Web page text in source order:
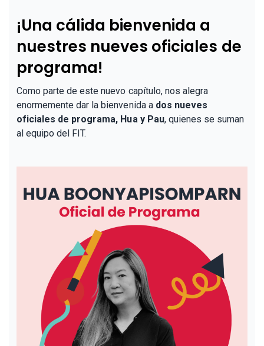
¡Una cálida bienvenida a
nuestres nueves oficiales de
programa!
Como parte de este nuevo capítulo, nos alegra
enormemente dar la bienvenida a dos nueves
oficiales de programa, Hua y Pau, quienes se suman
al equipo del FIT.